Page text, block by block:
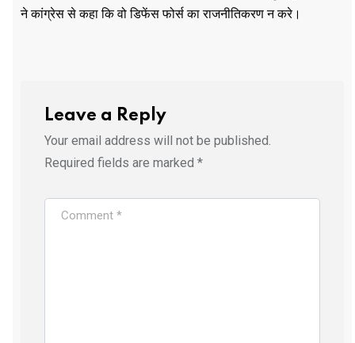
ने कांग्रेस से कहा कि वो डिफेंस फोर्स का राजनीतिकरण न करे।
Leave a Reply
Your email address will not be published.
Required fields are marked *